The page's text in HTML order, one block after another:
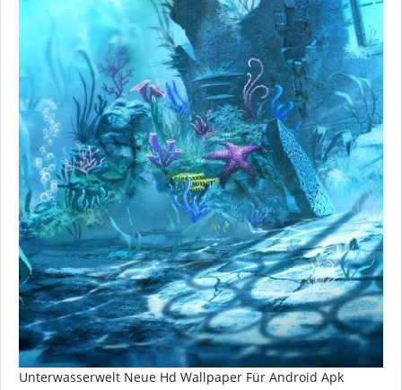
Unterwasserwelt Neue Hd Wallpaper Für Android Apk